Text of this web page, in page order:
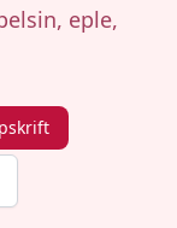
eple,